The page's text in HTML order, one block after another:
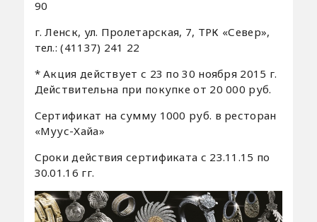
90
г. Ленск, ул. Пролетарская, 7, ТРК «Север»,
тел.: (41137) 241 22
* Акция действует с 23 по 30 ноября 2015 г.
Действительна при покупке от 20 000 руб.
Сертификат на сумму 1000 руб. в ресторан
«Муус-Хайа»
Сроки действия сертификата с 23.11.15 по
30.01.16 гг.